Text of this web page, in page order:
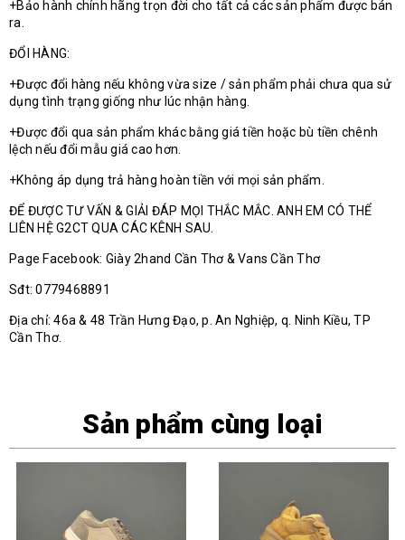
+Bảo hành chính hãng trọn đời cho tất cả các sản phẩm được bán
ra.
ĐỔI HÀNG:
+Được đổi hàng nếu không vừa size / sản phẩm phải chưa qua sử
dụng tình trạng giống như lúc nhận hàng.
+Được đổi qua sản phẩm khác bằng giá tiền hoặc bù tiền chênh
lệch nếu đổi mẫu giá cao hơn.
+Không áp dụng trả hàng hoàn tiền với mọi sản phẩm.
ĐỂ ĐƯỢC TƯ VẤN & GIẢI ĐÁP MỌI THẮC MẮC. ANH EM CÓ THỂ
LIÊN HỆ G2CT QUA CÁC KÊNH SAU.
Page Facebook: Giày 2hand Cần Thơ & Vans Cần Thơ
Sđt: 0779468891
Địa chỉ: 46a & 48 Trần Hưng Đạo, p. An Nghiệp, q. Ninh Kiều, TP
Cần Thơ.
Sản phẩm cùng loại